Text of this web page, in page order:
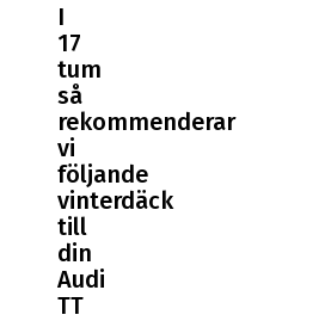
I
17
tum
så
rekommenderar
vi
följande
vinterdäck
till
din
Audi
TT